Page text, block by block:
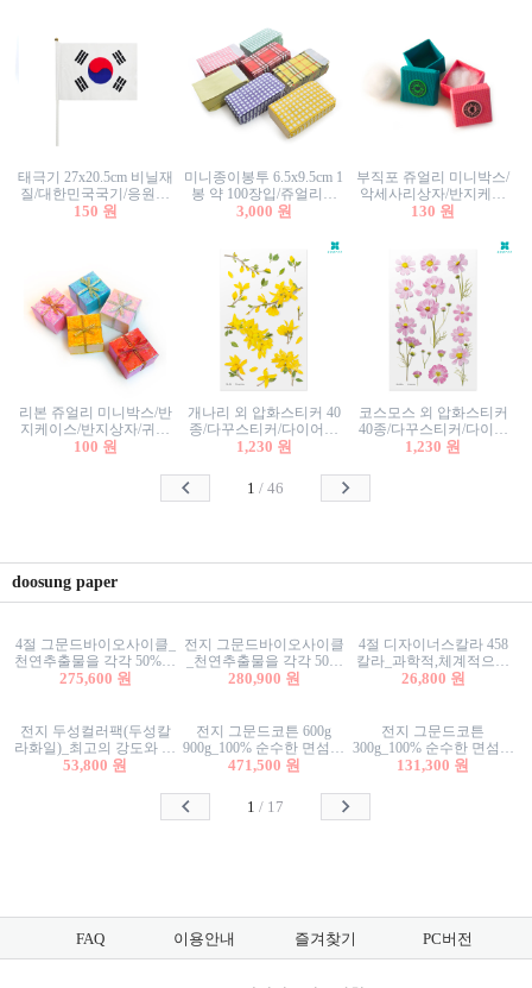
태극기 27x20.5cm 비닐재
질/대한민국국기/응원깃
발/행사깃발
150 원
미니종이봉투 6.5x9.5cm 1
봉 약 100장입/쥬얼리봉
투/증명사진봉투/악세사
3,000 원
부직포 쥬얼리 미니박스/
악세사리상자/반지케이
스/반지상자/귀걸이상자/
130 원
리본 쥬얼리 미니박스/반
지케이스/반지상자/귀걸
이상자/귀걸이박스/악세
100 원
개나리 외 압화스티커 40
종/다꾸스티커/다이어리
꾸미기/꽃스티커/자연물
1,230 원
코스모스 외 압화스티커
40종/다꾸스티커/다이어
리꾸미기/꽃스티커/자연
1,230 원
1 /46
doosung paper
4절 그문드바이오사이클_
천연추출물을 각각 50%이
상 함유한 친환경그래픽
275,600 원
전지 그문드바이오사이클
_천연추출물을 각각 50%
이상 함유한 친환경그래
280,900 원
4절 디자이너스칼라 458
칼라_과학적,체계적으로
분류된 200색을 갖춘 색지
26,800 원
전지 두성컬러팩(두성칼
라화일)_최고의 강도와 평
활성을 지닌 다양한 컬러
53,800 원
전지 그문드코튼 600g
900g_100% 순수한 면섬유
로 만든 친환경프리미엄
471,500 원
전지 그문드코튼
300g_100% 순수한 면섬유
로 만든 친환경프리미엄
131,300 원
1 / 17
FAQ 이용안내 즐겨찾기 PC버전